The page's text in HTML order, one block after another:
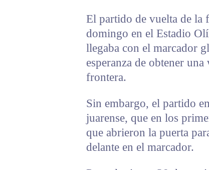
El partido de vuelta de la
domingo en el Estadio
llegaba con el marcador
esperanza de obtener
frontera.
Sin embargo, el partido
juarense, que en los
que abrieron la puerta
delante en el marcador.